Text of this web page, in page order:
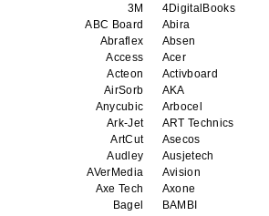
3M
4DigitalBooks
ABC Board
Abira
Abraflex
Absen
Access
Acer
Acteon
Activboard
AirSorb
AKA
Anycubic
Arbocel
Ark-Jet
ART Technics
ArtCut
Asecos
Audley
Ausjetech
AVerMedia
Avision
Axe Tech
Axone
Bagel
BAMBI